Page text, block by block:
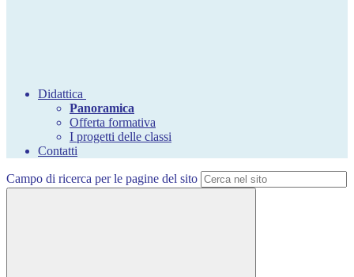
Didattica
Panoramica
Offerta formativa
I progetti delle classi
Contatti
Campo di ricerca per le pagine del sito